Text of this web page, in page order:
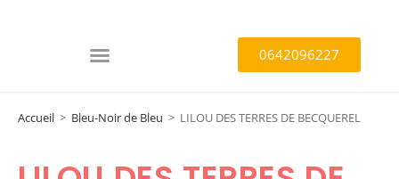
0642096227
Accueil > Bleu-Noir de Bleu > LILOU DES TERRES DE BECQUEREL